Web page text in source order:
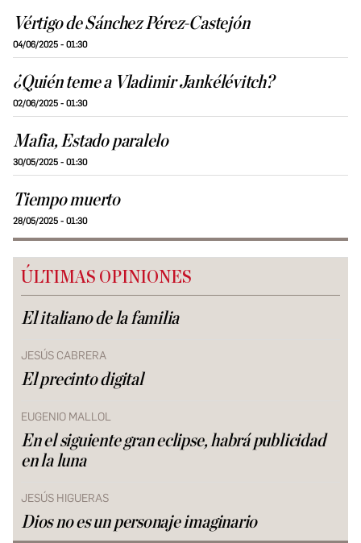
Vértigo de Sánchez Pérez-Castejón
04/06/2025 - 01:30
¿Quién teme a Vladimir Jankélévitch?
02/06/2025 - 01:30
Mafia, Estado paralelo
30/05/2025 - 01:30
Tiempo muerto
28/05/2025 - 01:30
ÚLTIMAS OPINIONES
El italiano de la familia
JESÚS CABRERA
El precinto digital
EUGENIO MALLOL
En el siguiente gran eclipse, habrá publicidad
en la luna
JESÚS HIGUERAS
Dios no es un personaje imaginario